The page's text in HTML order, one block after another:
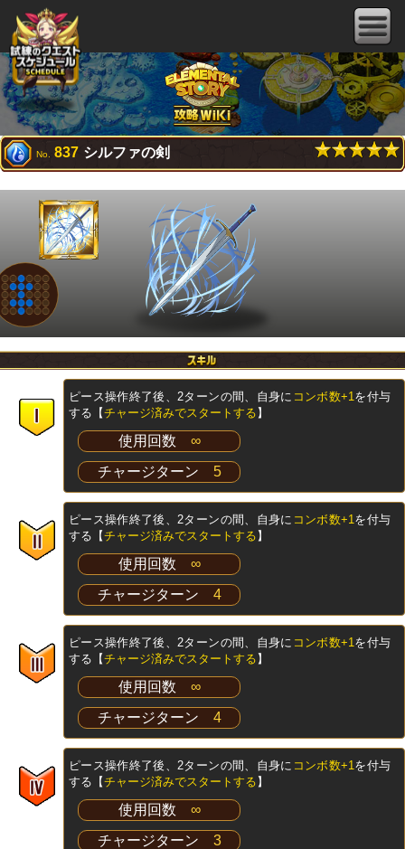
No. 837 シルファの剣
ピース操作終了後、2ターンの間、自身に コンボ数+1を付与
する【チャージ済みでスタートする 】
使用回数 ∞
チャージターン 5
ピース操作終了後、2ターンの間、自身に コンボ数+1を付与
する【チャージ済みでスタートする 】
使用回数 ∞
チャージターン 4
ピース操作終了後、2ターンの間、自身に コンボ数+1を付与
する【チャージ済みでスタートする 】
使用回数 ∞
チャージターン 4
ピース操作終了後、2ターンの間、自身に コンボ数+1を付与
する【チャージ済みでスタートする 】
使用回数 ∞
チャージターン 3